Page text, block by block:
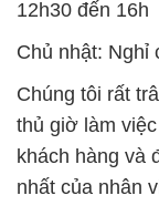
12h30 đến 16h
Chủ nhật: Nghỉ
Chúng tôi rất
thủ giờ làm
khách hàng và
nhất của nhân